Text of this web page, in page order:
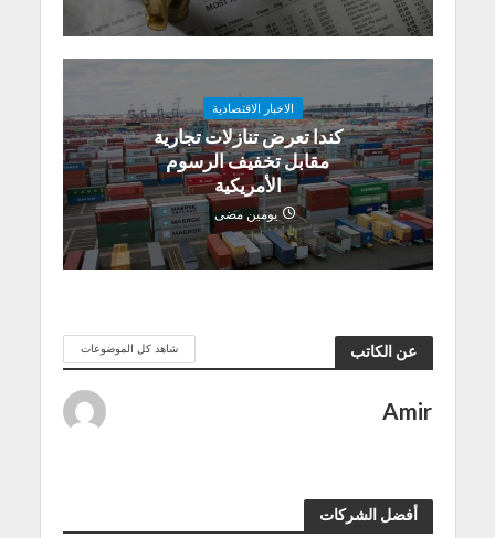
الاخبار الاقتصادية
كندا تعرض تنازلات تجارية
مقابل تخفيف الرسوم
الأمريكية
يومين مضى
عن الكاتب شاهد كل الموضوعات
Amir
أفضل الشركات